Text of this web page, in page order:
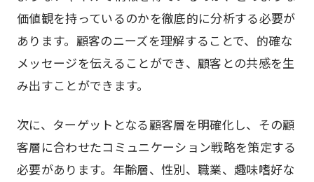
価値観を持っているのかを徹底的に分析する必要が
あります。顧客のニーズを理解することで、的確な
メッセージを伝えることができ、顧客との共感を生
み出すことができます。
次に、ターゲットとなる顧客層を明確化し、その顧
客層に合わせたコミュニケーション戦略を策定する
必要があります。年齢層、性別、職業、趣味嗜好な